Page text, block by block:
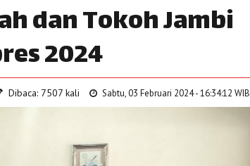
dan Tokoh Jambi
2024
Dibaca: 7507 kali Sabtu, 03 Februari 2024 - 16:34:12 WIB